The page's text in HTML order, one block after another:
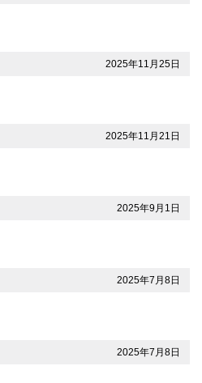
2025年11月25日
2025年11月21日
2025年9月1日
2025年7月8日
2025年7月8日